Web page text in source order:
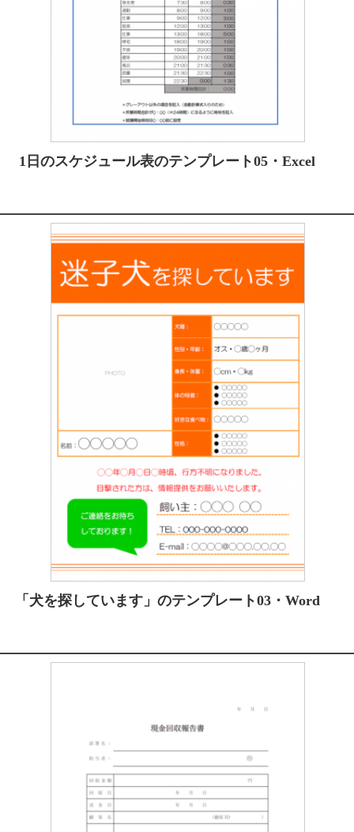
1日のスケジュール表のテンプレート05・Excel
「犬を探しています」のテンプレート03・Word